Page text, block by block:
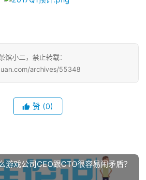
馆小二，禁止转载：
archives/55348
赞 (0)
游戏公司CEO跟CTO很容易闹矛盾？